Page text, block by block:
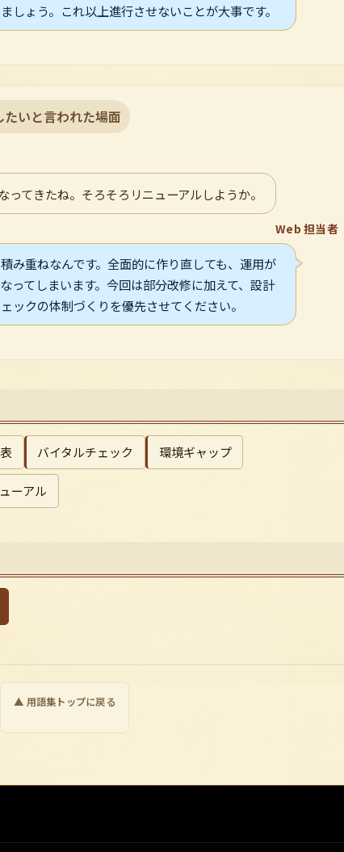
しょう。これ以上進行させないことが大事です。
いと言われた場面
ってきたね。そろそろリニューアルしようか。
Web 担当者
み重ねなんです。全面的に作り直しても、運用が
ってしまいます。今回は部分改修に加えて、設計
ックの体制づくりを優先させてください。
バイタルチェック 環境ギャップ
ーアル
▲ 用語集トップに戻る